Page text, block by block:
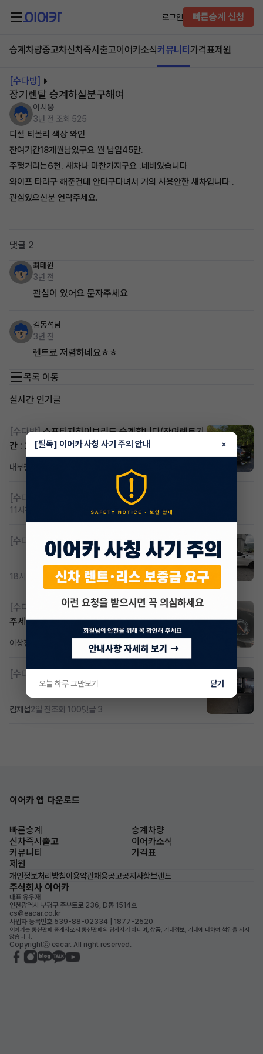
로그인 빠른승계 신청
승계차량중고차신차즉시출고이어카소식커뮤니티 가격표제원
[수다방]
장기렌탈 승계하실분구해여
이시웅
3년 전 조회 525
디젤 티볼리 색상 와인
잔여기간18개월남았구요 월 납입45만.
주행거리는6천. 새차나 마찬가지구요 .네비있습니다
와이프 타라구 해준건데 안타구다녀서 거의 사용안한 새차입니다 .
관심있으신분 연락주세요.
댓글 2
최태원
3년 전
관심이 있어요 문자주세요
김동석님
3년 전
렌트료 저렴하네요ㅎㅎ
목록 이동
실시간 인기글
[수다방] 스포티지하이브리드 승계합니다(잔여렌트기
간 : 26개월)
내부결재
[수다방] 저신용 무심사 or 신차 렌트 찾으시는분!!
11시간 전 댓글 2
[수다방] K8 하이브리드 (풀옵션) 758,780원
18시간 전 조회 367댓글 2
[수다방]
Gv70 승계자분 구합니다 지원금 협의연락
주세요
이상진 댓글 1
[수다방]
킴재섭2일 전조회 100댓글 3
이어카 앱 다운로드
빠른승계
승계차량
신차즉시출고
이어카소식
커뮤니티
가격표
제원
개인정보처리방침이용약관채용공고공지사항브랜드
주식회사 이어카
대표 유우재
인천광역시 부평구 주부토로 236, D동 1514호
cs@eacar.co.kr
사업자 등록번호 539-88-02334 | 1877-2520
이어카는 통신판매 중개자로서 통신판매의 당사자가 아니며, 상품, 거래정보, 거래에 대하여 책임을 지지
않습니다.
Copyrightⓒ eacar. All right reserved.
[필독] 이어카 사칭 사기 주의 안내 ×
오늘 하루 그만보기 닫기